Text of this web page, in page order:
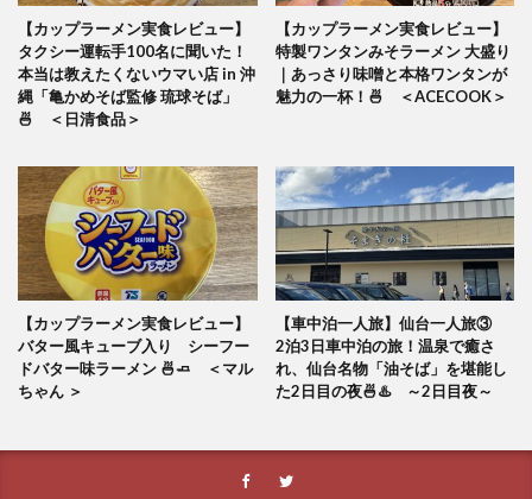
【カップラーメン実食レビュー】
タクシー運転手100名に聞いた！
本当は教えたくないウマい店 in 沖
縄「亀かめそば監修 琉球そば」
🍜 ＜日清食品＞
【カップラーメン実食レビュー】
特製ワンタンみそラーメン 大盛り
｜あっさり味噌と本格ワンタンが
魅力の一杯！🍜 ＜ACECOOK＞
【カップラーメン実食レビュー】
バター風キューブ入り シーフー
ドバター味ラーメン 🍜🧈 ＜マル
ちゃん ＞
【車中泊一人旅】仙台一人旅③
2泊3日車中泊の旅！温泉で癒さ
れ、仙台名物「油そば」を堪能し
た2日目の夜🍜♨️ ～2日目夜～